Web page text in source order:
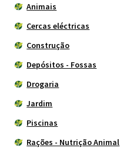
Animais
Cercas eléctricas
Construção
Depósitos - Fossas
Drogaria
Jardim
Piscinas
Rações - Nutrição Animal